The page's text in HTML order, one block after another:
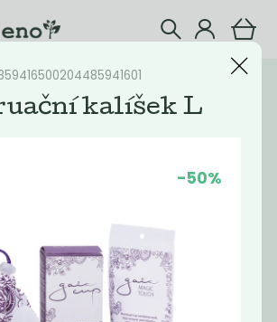
V akci
Akce
-50%
kalíšek L